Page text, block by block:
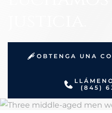
OBTENGA UNA
(845)